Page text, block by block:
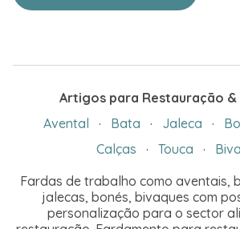
Artigos para Restauração &
Avental
· Bata · Jaleca ·
Calças
· Touca ·
Fardas de trabalho como aventais,
jalecas, bonés, bivaques com
personalização para o sector